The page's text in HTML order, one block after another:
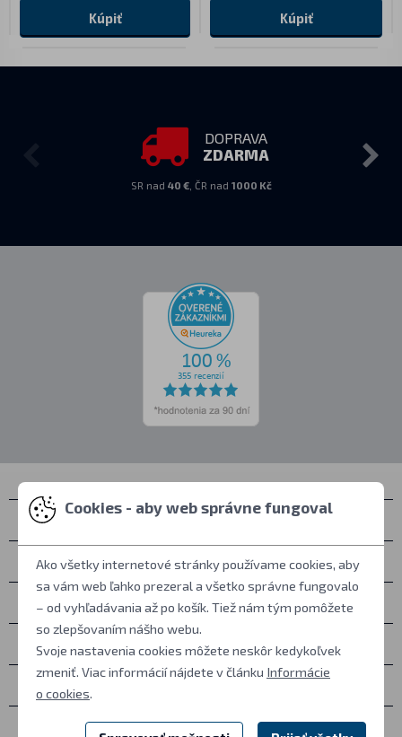
Kúpiť Kúpiť
DOPRAVA
ZDARMA
SR nad 40 €, ČR nad 1000 Kč
Kontakty
Zastihnete nás
Všetko o nákupe
Ďalšie informácie
Ostatné
Cookies - aby web správne fungoval
Ako všetky internetové stránky používame cookies, aby
sa vám web ľahko prezeral a všetko správne fungovalo
– od vyhľadávania až po košík. Tiež nám tým pomôžete
so zlepšovaním nášho webu.
Svoje nastavenia cookies môžete neskôr kedykoľvek
zmeniť. Viac informácií nájdete v článku Informácie
o cookies.